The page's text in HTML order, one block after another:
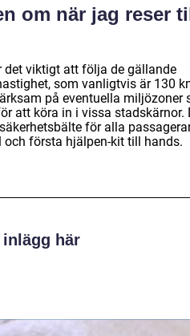
om när jag reser
det viktigt att följa de gällande
som vanligtvis är 130
på eventuella miljözoner
att köra in i vissa stadskärnor.
för alla
första hjälpen-kit till hands.
här